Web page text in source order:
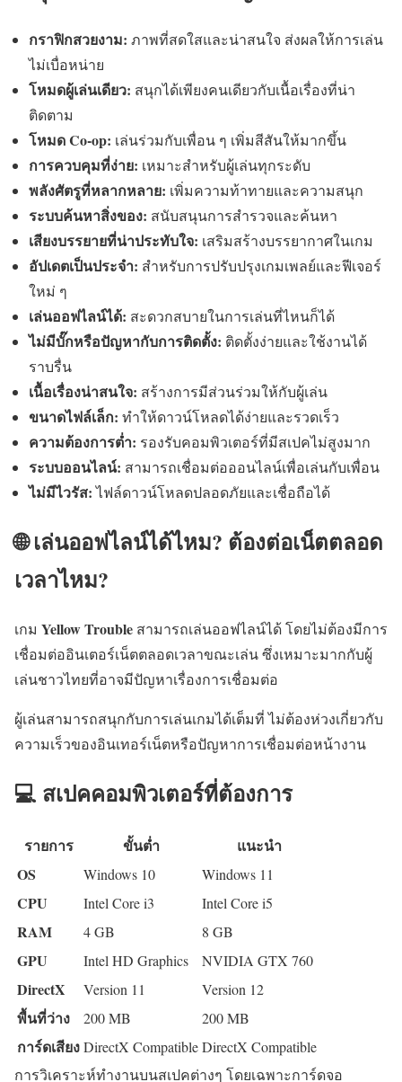
กราฟิกสวยงาม: ภาพที่สดใสและน่าสนใจ ส่งผลให้การเล่น
ไม่เบื่อหน่าย
โหมดผู้เล่นเดียว: สนุกได้เพียงคนเดียวกับเนื้อเรื่องที่น่า
ติดตาม
โหมด Co-op: เล่นร่วมกับเพื่อน ๆ เพิ่มสีสันให้มากขึ้น
การควบคุมที่ง่าย: เหมาะสำหรับผู้เล่นทุกระดับ
พลังศัตรูที่หลากหลาย: เพิ่มความท้าทายและความสนุก
ระบบค้นหาสิ่งของ: สนับสนุนการสำรวจและค้นหา
เสียงบรรยายที่น่าประทับใจ: เสริมสร้างบรรยากาศในเกม
อัปเดตเป็นประจำ: สำหรับการปรับปรุงเกมเพลย์และฟีเจอร์
ใหม่ ๆ
เล่นออฟไลน์ได้: สะดวกสบายในการเล่นที่ไหนก็ได้
ไม่มีบั๊กหรือปัญหากับการติดตั้ง: ติดตั้งง่ายและใช้งานได้
ราบรื่น
เนื้อเรื่องน่าสนใจ: สร้างการมีส่วนร่วมให้กับผู้เล่น
ขนาดไฟล์เล็ก: ทำให้ดาวน์โหลดได้ง่ายและรวดเร็ว
ความต้องการต่ำ: รองรับคอมพิวเตอร์ที่มีสเปคไม่สูงมาก
ระบบออนไลน์: สามารถเชื่อมต่อออนไลน์เพื่อเล่นกับเพื่อน
ไม่มีไวรัส:ไฟล์ดาวน์โหลดปลอดภัยและเชื่อถือได้
🌐 เล่นออฟไลน์ได้ไหม? ต้องต่อเน็ตตลอด
เวลาไหม?
เกม Yellow Trouble สามารถเล่นออฟไลน์ได้ โดยไม่ต้องมีการ
เชื่อมต่ออินเตอร์เน็ตตลอดเวลาขณะเล่น ซึ่งเหมาะมากกับผู้
เล่นชาวไทยที่อาจมีปัญหาเรื่องการเชื่อมต่อ
ผู้เล่นสามารถสนุกกับการเล่นเกมได้เต็มที่ ไม่ต้องห่วงเกี่ยวกับ
ความเร็วของอินเทอร์เน็ตหรือปัญหาการเชื่อมต่อหน้างาน
💻 สเปคคอมพิวเตอร์ที่ต้องการ
รายการ ขั้นต่ำ
แนะนำ
OS
Windows 10 Windows 11
CPU Intel Core i3 Intel Core i5
RAM 4 GB 8 GB
GPU Intel HD Graphics NVIDIA GTX 760
DirectX Version 11 Version 12
พื้นที่ว่าง 200 MB 200 MB
การ์ดเสียงDirectX CompatibleDirectX Compatible
การวิเคราะห์ทำงานบนสเปคต่างๆ โดยเฉพาะการ์ดจอ